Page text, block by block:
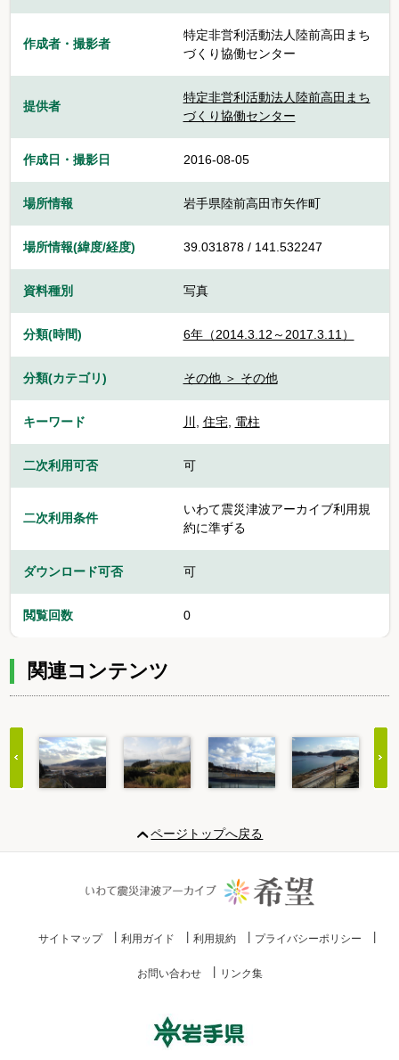
作成者・撮影者
特定非営利活動法人陸前高田まち
づくり協働センター
提供者
特定非営利活動法人陸前高田まち
づくり協働センター
作成日・撮影日 2016-08-05
場所情報 岩手県陸前高田市矢作町
場所情報(緯度/経度) 39.031878 / 141.532247
資料種別 写真
分類(時間) 6年（2014.3.12～2017.3.11）
分類(カテゴリ) その他 ＞ その他
キーワード 川 , 住宅, 電柱
二次利用可否 可
二次利用条件
いわて震災津波アーカイブ利用規
約に準ずる
ダウンロード可否 可
閲覧回数 0
関連コンテンツ
20
ページトップへ戻る
サイトマップ 利用ガイド 利用規約 プライバシーポリシー
お問い合わせ リンク集